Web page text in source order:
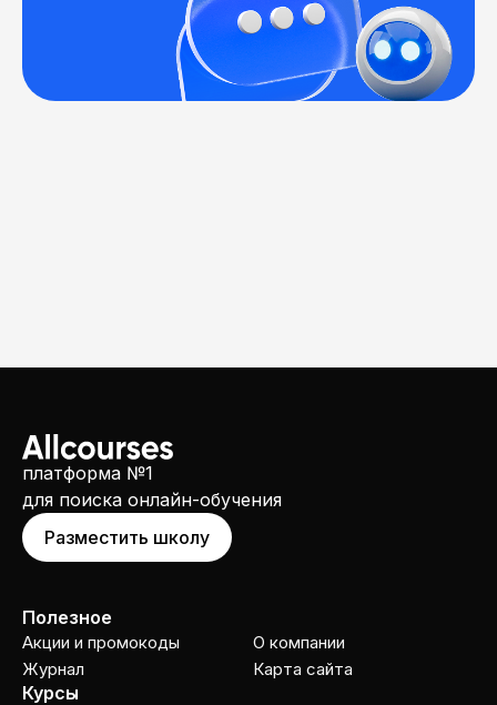
платформа №1
для поиска онлайн-обучения
Разместить школу
Полезное
Акции и промокоды
Журнал
О компании
Карта сайта
Курсы